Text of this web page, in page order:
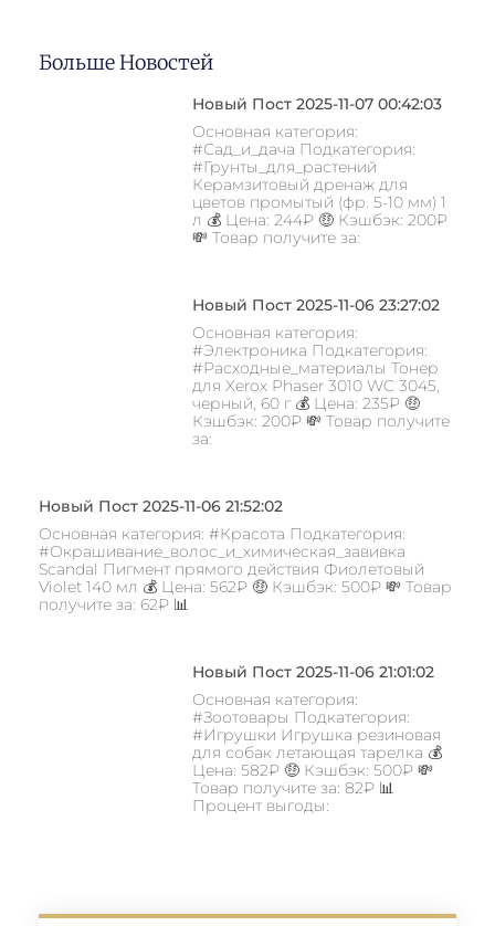
Больше Новостей
Новый Пост 2025-11-07 00:42:03
Основная категория:
#Сад_и_дача Подкатегория:
#Грунты_для_растений
Керамзитовый дренаж для
цветов промытый (фр. 5-10 мм) 1
л 💰 Цена: 244₽ 🤑 Кэшбэк: 200₽
💸 Товар получите за:
Новый Пост 2025-11-06 23:27:02
Основная категория:
#Электроника Подкатегория:
#Расходные_материалы Тонер
для Xerox Phaser 3010 WC 3045,
черный, 60 г 💰 Цена: 235₽ 🤑
Кэшбэк: 200₽ 💸 Товар получите
за:
Новый Пост 2025-11-06 21:52:02
Основная категория: #Красота Подкатегория:
#Окрашивание_волос_и_химическая_завивка
Scandal Пигмент прямого действия Фиолетовый
Violet 140 мл 💰 Цена: 562₽ 🤑 Кэшбэк: 500₽ 💸 Товар
получите за: 62₽ 📊
Новый Пост 2025-11-06 21:01:02
Основная категория:
#Зоотовары Подкатегория:
#Игрушки Игрушка резиновая
для собак летающая тарелка 💰
Цена: 582₽ 🤑 Кэшбэк: 500₽ 💸
Товар получите за: 82₽ 📊
Процент выгоды: